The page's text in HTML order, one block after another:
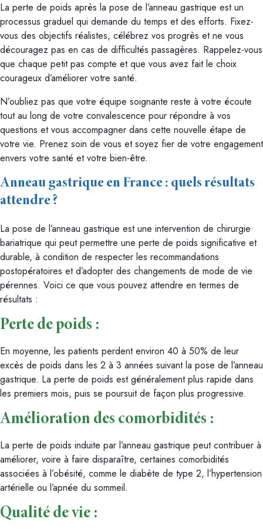
La perte de poids après la pose de l’anneau gastrique est un
processus graduel qui demande du temps et des efforts. Fixez-
vous des objectifs réalistes, célébrez vos progrès et ne vous
découragez pas en cas de difficultés passagères. Rappelez-vous
que chaque petit pas compte et que vous avez fait le choix
courageux d’améliorer votre santé.
N’oubliez pas que votre équipe soignante reste à votre écoute
tout au long de votre convalescence pour répondre à vos
questions et vous accompagner dans cette nouvelle étape de
votre vie. Prenez soin de vous et soyez fier de votre engagement
envers votre santé et votre bien-être.
Anneau gastrique en France : quels résultats
attendre ?
La pose de l’anneau gastrique est une intervention de chirurgie
bariatrique qui peut permettre une perte de poids significative et
durable, à condition de respecter les recommandations
postopératoires et d’adopter des changements de mode de vie
pérennes. Voici ce que vous pouvez attendre en termes de
résultats :
Perte de poids :
En moyenne, les patients perdent environ 40 à 50% de leur
excès de poids dans les 2 à 3 années suivant la pose de l’anneau
gastrique. La perte de poids est généralement plus rapide dans
les premiers mois, puis se poursuit de façon plus progressive.
Amélioration des comorbidités :
La perte de poids induite par l’anneau gastrique peut contribuer à
améliorer, voire à faire disparaître, certaines comorbidités
associées à l’obésité, comme le diabète de type 2, l’hypertension
artérielle ou l’apnée du sommeil.
Qualité de vie :